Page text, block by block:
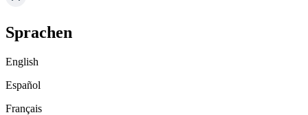
Sprachen
English
Español
Français